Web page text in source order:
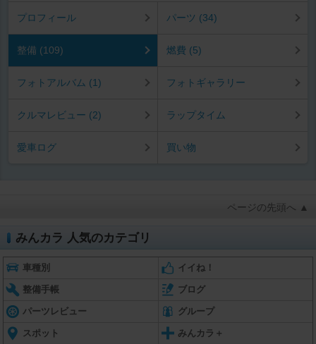
プロフィール パーツ (34)
整備 (109) 燃費 (5)
フォトアルバム (1) フォトギャラリー
クルマレビュー (2) ラップタイム
愛車ログ 買い物
ページの先頭へ ▲
みんカラ 人気のカテゴリ
車種別 イイね！
整備手帳 ブログ
パーツレビュー グループ
スポット みんカラ＋